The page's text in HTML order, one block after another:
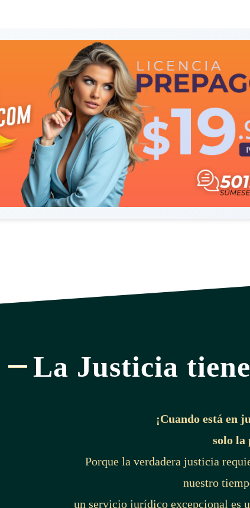
La Justicia
¡Cuando está en
solo la
Porque la verdadera justicia
nuestro
un servicio jurídico excepcional es